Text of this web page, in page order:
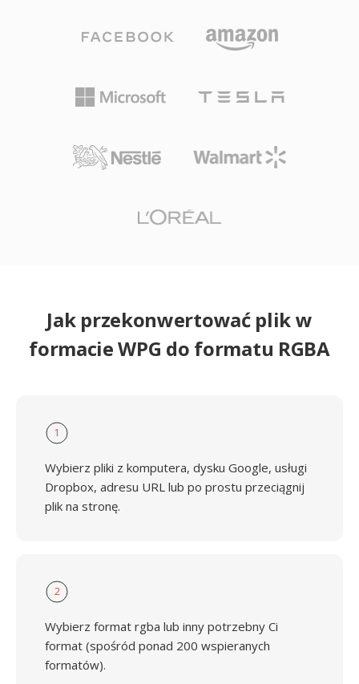
Jak przekonwertować plik w
formacie WPG do formatu RGBA
1
Wybierz pliki z komputera, dysku Google, usługi
Dropbox, adresu URL lub po prostu przeciągnij
plik na stronę.
2
Wybierz format rgba lub inny potrzebny Ci
format (spośród ponad 200 wspieranych
formatów).